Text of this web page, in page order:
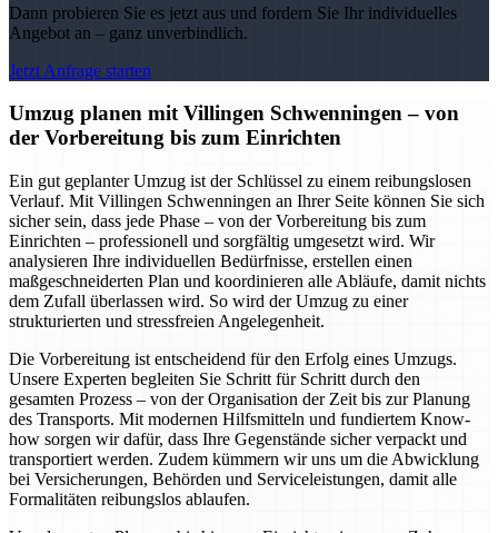
Dann probieren Sie es jetzt aus und fordern Sie Ihr individuelles
Angebot an – ganz unverbindlich.
Jetzt Anfrage starten
Umzug planen mit Villingen Schwenningen – von
der Vorbereitung bis zum Einrichten
Ein gut geplanter Umzug ist der Schlüssel zu einem reibungslosen
Verlauf. Mit Villingen Schwenningen an Ihrer Seite können Sie sich
sicher sein, dass jede Phase – von der Vorbereitung bis zum
Einrichten – professionell und sorgfältig umgesetzt wird. Wir
analysieren Ihre individuellen Bedürfnisse, erstellen einen
maßgeschneiderten Plan und koordinieren alle Abläufe, damit nichts
dem Zufall überlassen wird. So wird der Umzug zu einer
strukturierten und stressfreien Angelegenheit.
Die Vorbereitung ist entscheidend für den Erfolg eines Umzugs.
Unsere Experten begleiten Sie Schritt für Schritt durch den
gesamten Prozess – von der Organisation der Zeit bis zur Planung
des Transports. Mit modernen Hilfsmitteln und fundiertem Know-
how sorgen wir dafür, dass Ihre Gegenstände sicher verpackt und
transportiert werden. Zudem kümmern wir uns um die Abwicklung
bei Versicherungen, Behörden und Serviceleistungen, damit alle
Formalitäten reibungslos ablaufen.